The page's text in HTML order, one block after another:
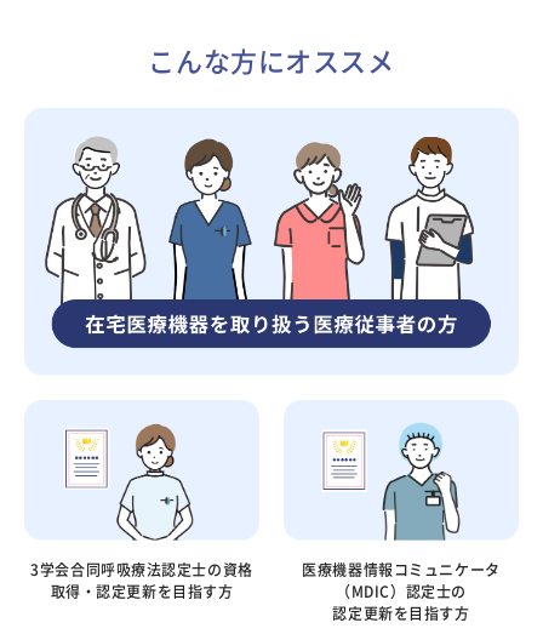
こんな方にオススメ
3学会合同呼吸療法認定士の資格
取得・認定更新を目指す方
医療機器情報コミュニケータ
（MDIC）認定士の
認定更新を目指す方